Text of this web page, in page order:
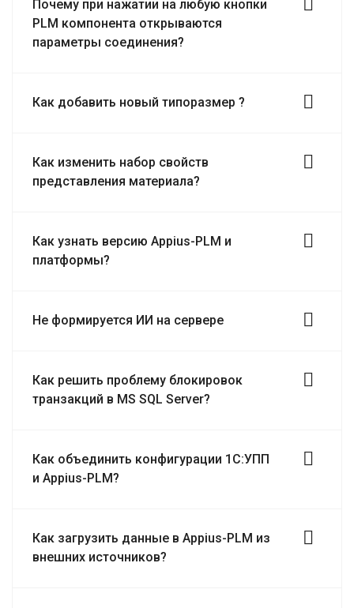
Почему при нажатии на любую кнопки
PLM компонента открываются
параметры соединения?
Как добавить новый типоразмер ?
Как изменить набор свойств
представления материала?
Как узнать версию Appius-PLM и
платформы?
Не формируется ИИ на сервере
Как решить проблему блокировок
транзакций в MS SQL Server?
Как объединить конфигурации 1С:УПП
и Appius-PLM?
Как загрузить данные в Appius-PLM из
внешних источников?